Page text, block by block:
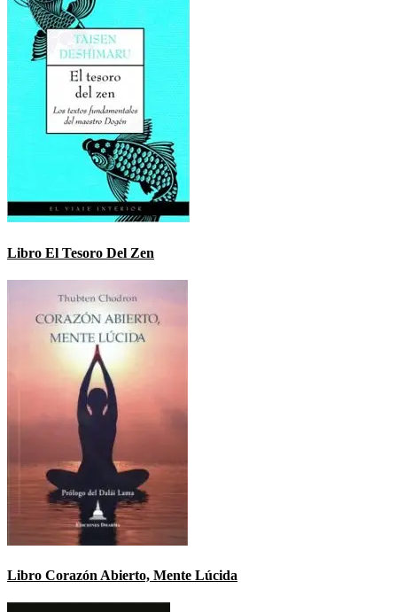
Libro El Tesoro Del Zen
Libro Corazón Abierto, Mente Lúcida